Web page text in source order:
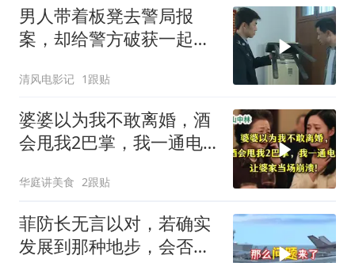
男人带着板凳去警局报
案，却给警方破获一起强
清风电影记 1跟贴
婆婆以为我不敢离婚，酒
会甩我2巴掌，我一通电
华庭讲美食 2跟贴
菲防长无言以对，若确实
发展到那种地步，会否上